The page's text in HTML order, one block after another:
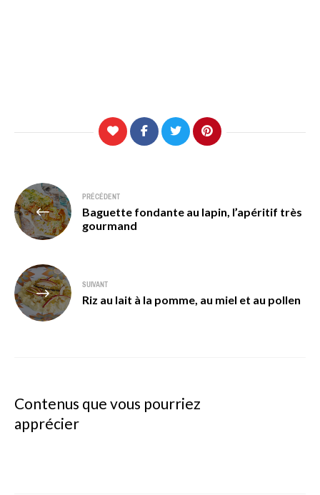
Navigation
de
l’article
PRÉCÉDENT
Baguette fondante au lapin, l’apéritif très
gourmand
SUIVANT
Riz au lait à la pomme, au miel et au pollen
Contenus que vous pourriez
apprécier